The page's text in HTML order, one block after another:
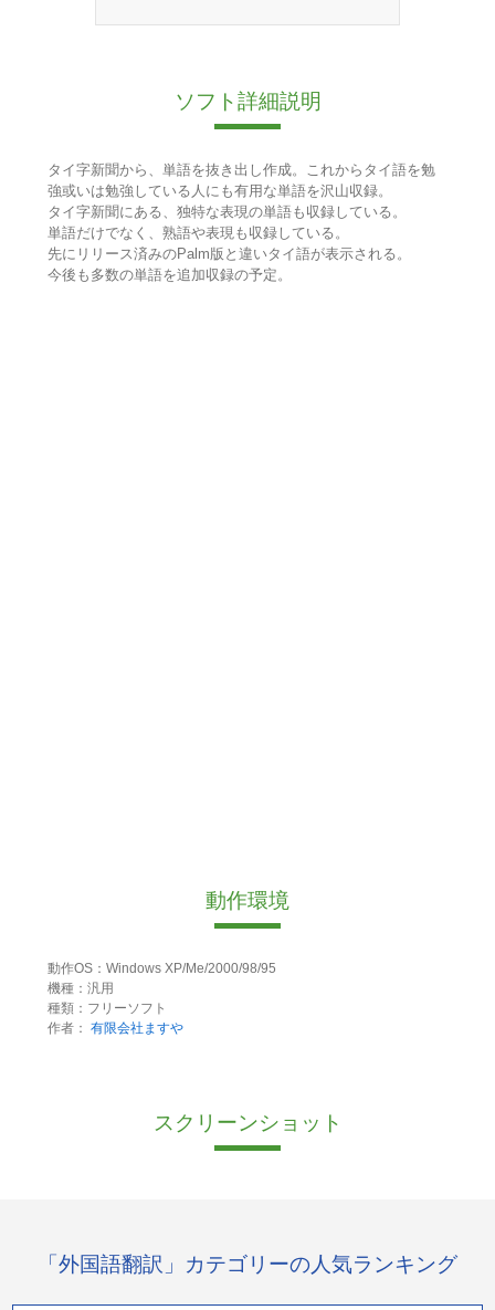
ソフト詳細説明
タイ字新聞から、単語を抜き出し作成。これからタイ語を勉
強或いは勉強している人にも有用な単語を沢山収録。
タイ字新聞にある、独特な表現の単語も収録している。
単語だけでなく、熟語や表現も収録している。
先にリリース済みのPalm版と違いタイ語が表示される。
今後も多数の単語を追加収録の予定。
動作環境
動作OS：Windows XP/Me/2000/98/95
機種：汎用
種類：フリーソフト
作者： 有限会社ますや
スクリーンショット
「外国語翻訳」カテゴリーの人気ランキング